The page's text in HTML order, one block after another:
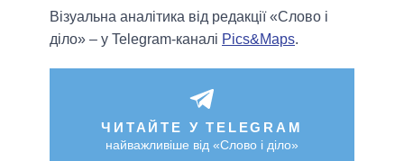
Візуальна аналітика від редакції «Слово і
діло» – у Telegram-каналі Pics&Maps.
ЧИТАЙТЕ У TELEGRAM
найважливіше від «Слово і діло»